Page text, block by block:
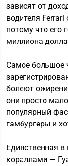
зависят от
водителя
потому что его
миллиона
Самое большое
болеют
они просто
популярный
гамбургеры и
Единственная в
кораллами —